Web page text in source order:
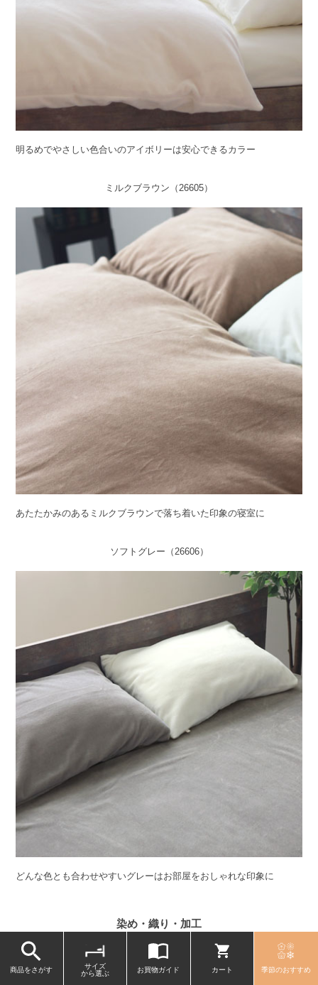
明るめでやさしい色合いのアイボリーは安心できるカラー
ミルクブラウン（26605）
あたたかみのあるミルクブラウンで落ち着いた印象の寝室に
ソフトグレー（26606）
どんな色とも合わせやすいグレーはお部屋をおしゃれな印象に
染め・織り・加工
染め、織り、加工すべて日本で
商品をさがす
サイズ
から選ぶ
お買物ガイド カート 季節のおすすめ